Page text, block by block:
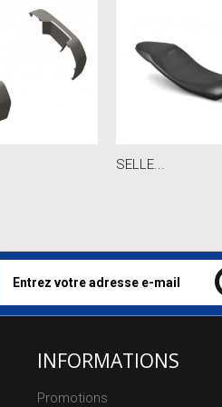
SELLE...
INFORMATIONS
Promotions